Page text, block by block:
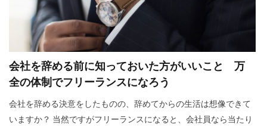
会社を辞める前に知っておいた方がいいこと 万
全の体制でフリーランスになろう
会社を辞める決意をしたものの、辞めてからの生活は想像できて
いますか？ 当然ですがフリーランスになると、会社員なら当たり
脱サラ
ポジショニング
YouTube広告
動画
不安
差別化 収入
個人事業主
学ぶ
フリーランス
達成できない
書籍
副業